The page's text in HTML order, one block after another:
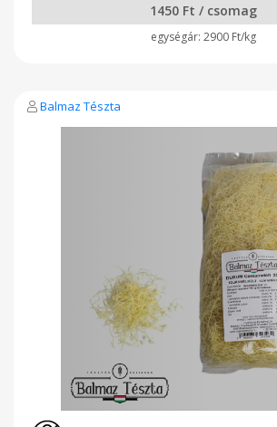
1450 Ft / csomag
2900 Ft/kg
Balmaz Tészta